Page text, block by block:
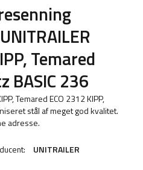
Temared
BASIC 236
Temared ECO 2312 KIPP,
stål af meget god kvalitet.
adresse.
UNITRAILER